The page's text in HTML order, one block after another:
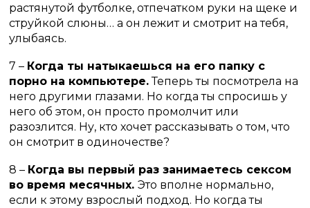
растянутой футболке, отпечатком руки на щеке и
струйкой слюны… а он лежит и смотрит на тебя,
улыбаясь.
7 – Когда ты натыкаешься на его папку с
порно на компьютере.Теперь ты посмотрела на
него другими глазами. Но когда ты спросишь у
него об этом, он просто промолчит или
разозлится. Ну, кто хочет рассказывать о том, что
он смотрит в одиночестве?
8 – Когда вы первый раз занимаетесь сексом
во время месячных.Это вполне нормально,
если к этому взрослый подход. Но когда ты